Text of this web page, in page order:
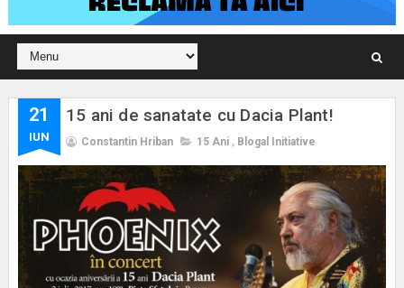
21
IUN
15 ani de sanatate cu Dacia Plant!
Constantin Hriban 15 Ani , Blogal Initiative